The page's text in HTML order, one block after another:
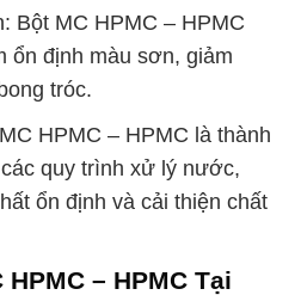
Bột MC HPMC – HPMC
ổn định màu sơn, giảm
tróc.
HPMC – HPMC là thành
quy trình xử lý nước,
ổn định và cải thiện chất
– HPMC Tại